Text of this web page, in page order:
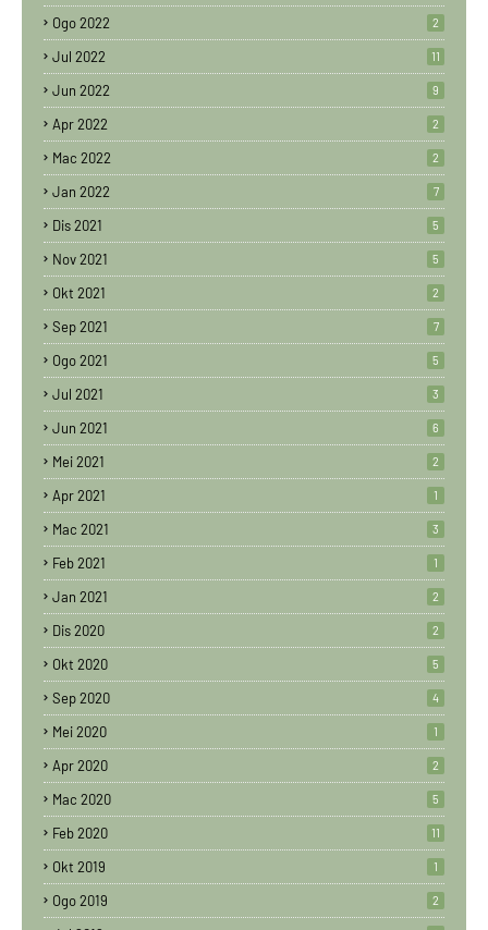
Ogo 2022 2
Jul 2022 11
Jun 2022 9
Apr 2022 2
Mac 2022 2
Jan 2022 7
Dis 2021 5
Nov 2021 5
Okt 2021 2
Sep 2021 7
Ogo 2021 5
Jul 2021 3
Jun 2021 6
Mei 2021 2
Apr 2021 1
Mac 2021 3
Feb 2021 1
Jan 2021 2
Dis 2020 2
Okt 2020 5
Sep 2020 4
Mei 2020 1
Apr 2020 2
Mac 2020 5
Feb 2020 11
Okt 2019 1
Ogo 2019 2